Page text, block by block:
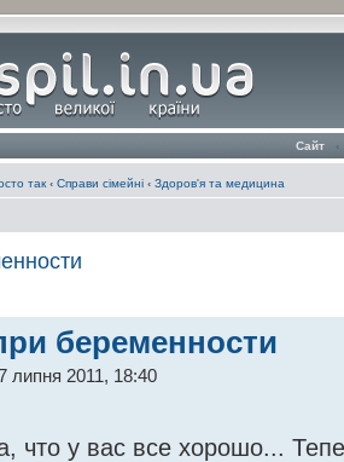
Сайт ‹
так ‹ Справи сімейні ‹ Здоров'я та медицина
беременности
липня 2011, 18:40
что у вас все хорошо...